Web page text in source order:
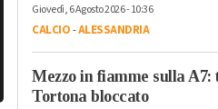
Giovedì, 6 Agosto 2026 - 10:36
CALCIO-ALESSANDRIA
Mezzo in fiamme sulla
Tortona bloccato